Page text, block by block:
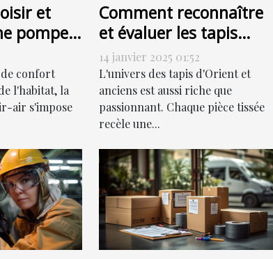
et
pompe à
confort
l'habitat, la
air s'impose
Comment reconnaître
et évaluer les tapis
d'Orient et anciens
pour la vente
14 janvier 2025 01:52
L'univers des tapis d'Orient et
anciens est aussi riche que
passionnant. Chaque pièce tissée
recèle une...